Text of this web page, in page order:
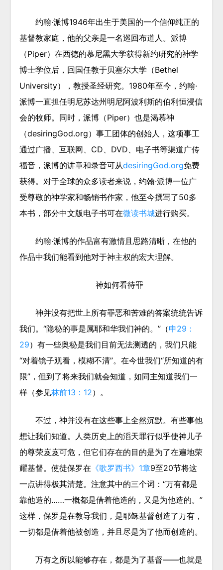
约翰·派博1946年出生于美国的一个信仰纯正的
基督教家庭，他的父亲是一名巡回布道人。派博
（Piper）在西德的慕尼黑大学获得新约研究的神学
博士学位后，回国任教于贝塞尔大学（Bethel
University），教授圣经研究。1980年至今，约翰·
派博一直担任明尼苏达州明尼阿波利斯的伯利恒浸信
会的牧师。同时，派博（Piper）也是渴慕神
（desiringGod.org）事工团体的创始人，这项事工
通过广播、互联网、CD、DVD、电子书等渠道广传
福音，派博的讲章和录音可从desiringGod.org免费
获得。对于全球的众多读者来说， 约翰·派博一位广
受尊敬的神学家和畅销书作家，他至今撰写了50多
本书，部分中文版电子书可在微读书城进行购买。
约翰·派博的作品富有激情且思路清晰，在他的
作品中我们能看到他对于神主权的宏大理解。
神如何看待罪
神并没有把世上所有罪恶和苦难的答案统统告诉
我们。“隐秘的事是属耶和华我们神的。”（申29：
29）有一些奥秘是我们目前无法测透的，我们只能
“对着镜子观看，模糊不清”。在今世我们“所知道的有
限”，但到了将来我们就会知道，如同主知道我们一
样（参见林前13：12）。
不过，神并没有在这些事上全然沉默。有些事他
想让我们知道。人类历史上的滔天罪行似乎使神儿子
的尊荣岌岌可危，但它们存在的目的是为了在遍地荣
耀基督。使徒保罗在 《歌罗西书》1章9至20节将这
一点讲得极其清楚。注意其中的三个词：“万有都是
靠他造的……一概都是借着他造的，又是为他造的。”
这样，保罗是在教导我们，是耶稣基督创造了万有，
一切都是借着他被创造，并且尽是为了他而创造的。
万有之所以能够存在，都是为了基督——也就是